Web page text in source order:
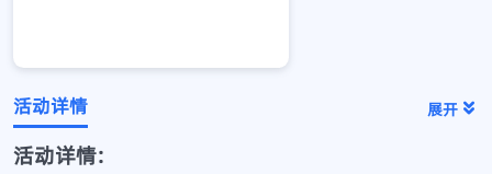
活动详情 展开
活动详情: